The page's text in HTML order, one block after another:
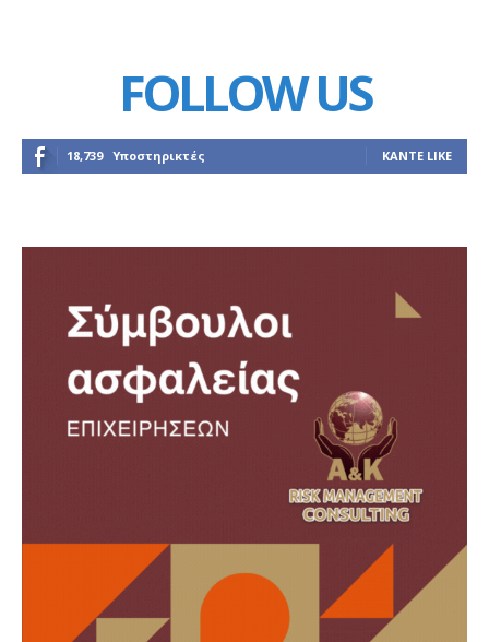
FOLLOW US
18,739 Υποστηρικτές ΚΆΝΤΕ LIKE